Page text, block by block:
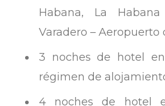
Habana, La
Varadero – Aeropuerto
3 noches de hotel
régimen de
4 noches de hotel